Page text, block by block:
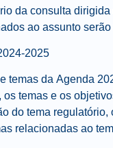
da consulta
ao assunto
2025
temas da Agenda
os temas e os
do tema
relacionadas ao